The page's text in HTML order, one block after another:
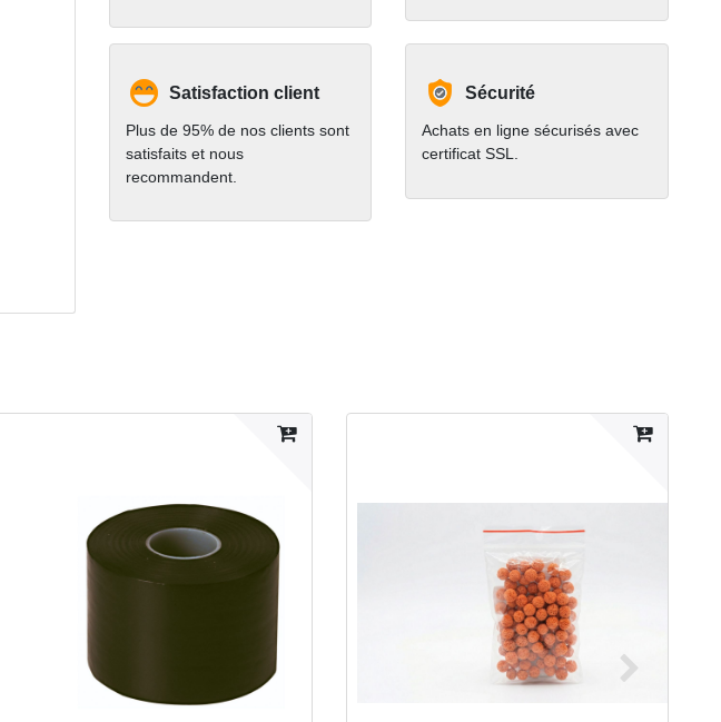
Satisfaction client
Plus de 95% de nos clients sont
satisfaits et nous
recommandent.
Sécurité
Achats en ligne sécurisés avec
certificat SSL.